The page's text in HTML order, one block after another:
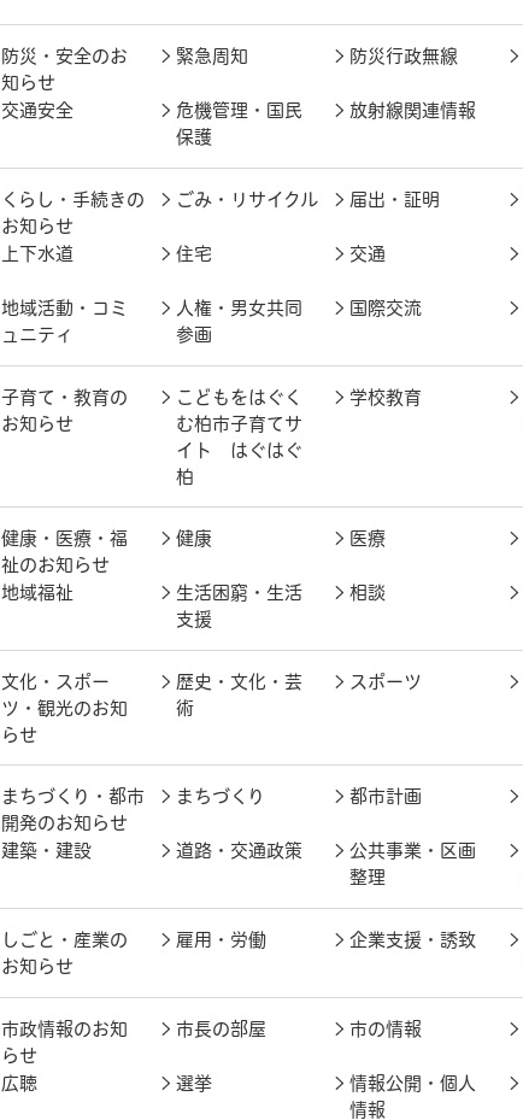
防災・安全のお
知らせ
緊急周知 防災行政無線
交通安全
危機管理・国民
保護
放射線関連情報
くらし・手続きの
お知らせ
ごみ・リサイクル 届出・証明
上下水道 住宅 交通
地域活動・コミ
ュニティ
人権・男女共同
参画
国際交流
子育て・教育の
お知らせ
こどもをはぐく
む柏市子育てサ
イト はぐはぐ
柏
学校教育
健康・医療・福
祉のお知らせ
健康 医療
地域福祉
生活困窮・生活
支援
相談
文化・スポー
ツ・観光のお知
らせ
歴史・文化・芸
術
スポーツ
まちづくり・都市
開発のお知らせ
まちづくり 都市計画
建築・建設 道路・交通政策
公共事業・区画
整理
しごと・産業の
お知らせ
雇用・労働 企業支援・誘致
市政情報のお知
らせ
市長の部屋 市の情報
広聴 選挙
情報公開・個人
情報